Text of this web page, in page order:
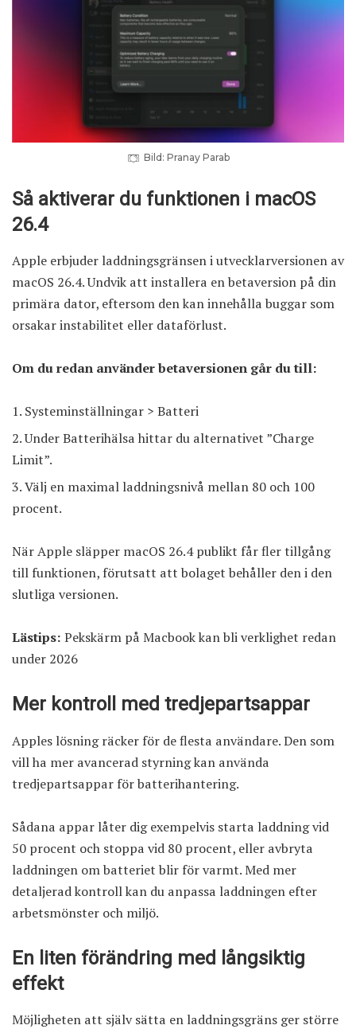
Bild: Pranay Parab
Så aktiverar du funktionen i macOS
26.4
Apple erbjuder laddningsgränsen i utvecklarversionen av
macOS 26.4. Undvik att installera en betaversion på din
primära dator, eftersom den kan innehålla buggar som
orsakar instabilitet eller dataförlust.
Om du redan använder betaversionen går du till:
Systeminställningar > Batteri
Under Batterihälsa hittar du alternativet ”Charge
Limit”.
Välj en maximal laddningsnivå mellan 80 och 100
procent.
När Apple släpper macOS 26.4 publikt får fler tillgång
till funktionen, förutsatt att bolaget behåller den i den
slutliga versionen.
Lästips: Pekskärm på Macbook kan bli verklighet redan
under 2026
Mer kontroll med tredjepartsappar
Apples lösning räcker för de flesta användare. Den som
vill ha mer avancerad styrning kan använda
tredjepartsappar för batterihantering.
Sådana appar låter dig exempelvis starta laddning vid
50 procent och stoppa vid 80 procent, eller avbryta
laddningen om batteriet blir för varmt. Med mer
detaljerad kontroll kan du anpassa laddningen efter
arbetsmönster och miljö.
En liten förändring med långsiktig
effekt
Möjligheten att själv sätta en laddningsgräns ger större